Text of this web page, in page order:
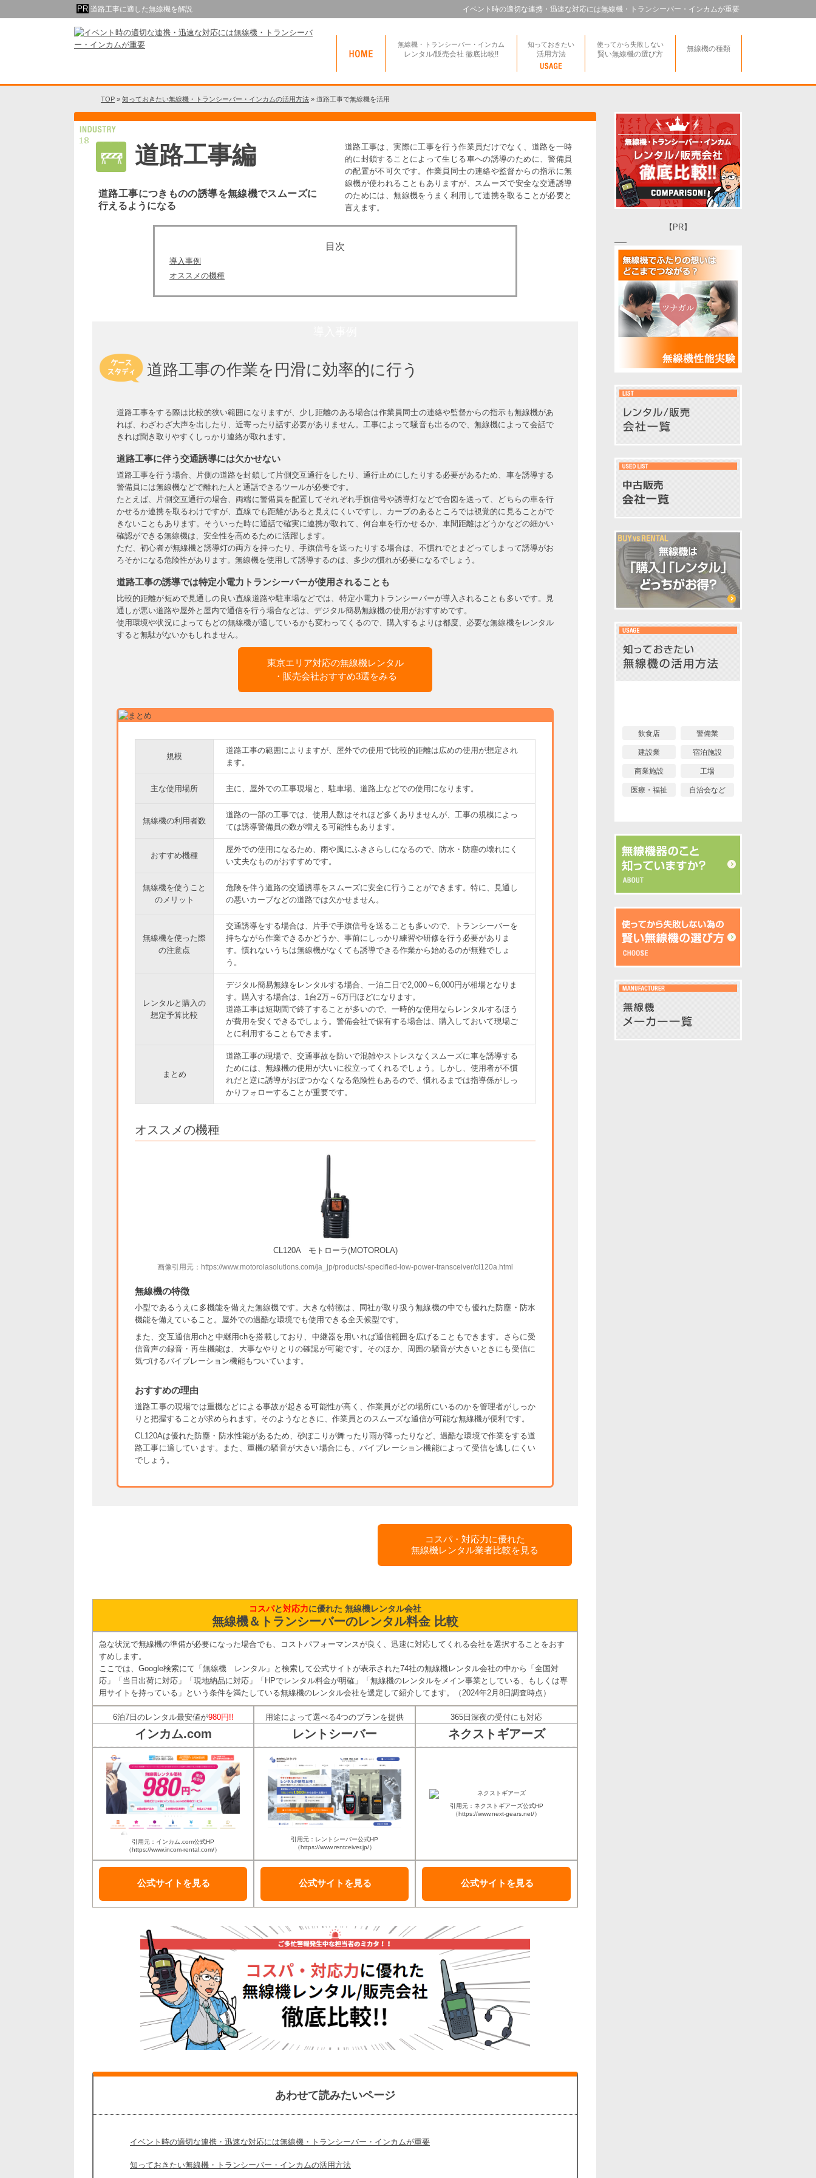
無線機・トランシーバー・インカム
レンタル/販売会社 徹底比較!!
知っておきたい
活用方法
使ってから失敗しない
賢い無線機の選び方
無線機の種類
道路工事に適した無線機を解説 イベント時の適切な連携・迅速な対応には無線機・トランシーバー・インカムが重要
TOP » 知っておきたい無線機・トランシーバー・インカムの活用方法 » 道路工事で無線機を活用
道路工事編
道路工事につきものの誘導を無線機でスムーズに
行えるようになる
道路工事は、実際に工事を行う作業員だけでなく、道路を一時
的に封鎖することによって生じる車への誘導のために、警備員
の配置が不可欠です。作業員同士の連絡や監督からの指示に無
線機が使われることもありますが、スムーズで安全な交通誘導
のためには、無線機をうまく利用して連携を取ることが必要と
言えます。
導入事例
オススメの機種
道路工事の作業を円滑に効率的に行う
道路工事をする際は比較的狭い範囲になりますが、少し距離のある場合は作業員同士の連絡や監督からの指示も無線機があ
れば、わざわざ大声を出したり、近寄ったり話す必要がありません。工事によって騒音も出るので、無線機によって会話で
きれば聞き取りやすくしっかり連絡が取れます。
道路工事に伴う交通誘導には欠かせない
道路工事を行う場合、片側の道路を封鎖して片側交互通行をしたり、通行止めにしたりする必要があるため、車を誘導する
警備員には無線機などで離れた人と通話できるツールが必要です。
たとえば、片側交互通行の場合、両端に警備員を配置してそれぞれ手旗信号や誘導灯などで合図を送って、どちらの車を行
かせるか連携を取るわけですが、直線でも距離があると見えにくいですし、カーブのあるところでは視覚的に見ることがで
きないこともあります。そういった時に通話で確実に連携が取れて、何台車を行かせるか、車間距離はどうかなどの細かい
確認ができる無線機は、安全性を高めるために活躍します。
ただ、初心者が無線機と誘導灯の両方を持ったり、手旗信号を送ったりする場合は、不慣れでとまどってしまって誘導がお
ろそかになる危険性があります。無線機を使用して誘導するのは、多少の慣れが必要になるでしょう。
道路工事の誘導では特定小電力トランシーバーが使用されることも
比較的距離が短めで見通しの良い直線道路や駐車場などでは、特定小電力トランシーバーが導入されることも多いです。見
通しが悪い道路や屋外と屋内で通信を行う場合などは、デジタル簡易無線機の使用がおすすめです。
使用環境や状況によってもどの無線機が適しているかも変わってくるので、購入するよりは都度、必要な無線機をレンタル
すると無駄がないかもしれません。
東京エリア対応の無線機レンタル
・販売会社おすすめ3選をみる
規模
道路工事の範囲によりますが、屋外での使用で比較的距離は広めの使用が想定され
ます。
主な使用場所 主に、屋外での工事現場と、駐車場、道路上などでの使用になります。
無線機の利用者数
道路の一部の工事では、使用人数はそれほど多くありませんが、工事の規模によっ
ては誘導警備員の数が増える可能性もあります。
おすすめ機種
屋外での使用になるため、雨や風にふきさらしになるので、防水・防塵の壊れにく
い丈夫なものがおすすめです。
無線機を使うこと
のメリット
危険を伴う道路の交通誘導をスムーズに安全に行うことができます。特に、見通し
の悪いカーブなどの道路では欠かせません。
無線機を使った際
の注意点
交通誘導をする場合は、片手で手旗信号を送ることも多いので、トランシーバーを
持ちながら作業できるかどうか、事前にしっかり練習や研修を行う必要がありま
す。慣れないうちは無線機がなくても誘導できる作業から始めるのが無難でしょ
う。
レンタルと購入の
想定予算比較
デジタル簡易無線をレンタルする場合、一泊二日で2,000～6,000円が相場となりま
す。購入する場合は、1台2万～6万円ほどになります。
道路工事は短期間で終了することが多いので、一時的な使用ならレンタルするほう
が費用を安くできるでしょう。警備会社で保有する場合は、購入しておいて現場ご
とに利用することもできます。
まとめ
道路工事の現場で、交通事故を防いで混雑やストレスなくスムーズに車を誘導する
ためには、無線機の使用が大いに役立ってくれるでしょう。しかし、使用者が不慣
れだと逆に誘導がおぼつかなくなる危険性もあるので、慣れるまでは指導係がしっ
かりフォローすることが重要です。
オススメの機種
CL120A モトローラ(MOTOROLA)
画像引用元：https://www.motorolasolutions.com/ja_jp/products/-specified-low-power-transceiver/cl120a.html
無線機の特徴
小型であるうえに多機能を備えた無線機です。大きな特徴は、同社が取り扱う無線機の中でも優れた防塵・防水
機能を備えていること。屋外での過酷な環境でも使用できる全天候型です。
また、交互通信用chと中継用chを搭載しており、中継器を用いれば通信範囲を広げることもできます。さらに受
信音声の録音・再生機能は、大事なやりとりの確認が可能です。そのほか、周囲の騒音が大きいときにも受信に
気づけるバイブレーション機能もついています。
おすすめの理由
道路工事の現場では重機などによる事故が起きる可能性が高く、作業員がどの場所にいるのかを管理者がしっか
りと把握することが求められます。そのようなときに、作業員とのスムーズな通信が可能な無線機が便利です。
CL120Aは優れた防塵・防水性能があるため、砂ぼこりが舞ったり雨が降ったりなど、過酷な環境で作業をする道
路工事に適しています。また、重機の騒音が大きい場合にも、バイブレーション機能によって受信を逃しにくい
でしょう。
コスパ・対応力に優れた
無線機レンタル業者比較を見る
コスパと対応力に優れた 無線機レンタル会社
無線機＆トランシーバーのレンタル料金 比較
急な状況で無線機の準備が必要になった場合でも、コストパフォーマンスが良く、迅速に対応してくれる会社を選択することをおす
すめします。
ここでは、Google検索にて「無線機 レンタル」と検索して公式サイトが表示された74社の無線機レンタル会社の中から「全国対
応」「当日出荷に対応」「現地納品に対応」「HPでレンタル料金が明確」「無線機のレンタルをメイン事業としている、もしくは専
用サイトを持っている」という条件を満たしている無線機のレンタル会社を選定して紹介してます。（2024年2月8日調査時点）
6泊7日のレンタル最安値が980円!! 用途によって選べる4つのプランを提供 365日深夜の受付にも対応
インカム.com レントシーバー ネクストギアーズ
引用元：インカム.com公式HP
（https://www.incom-rental.com/）
引用元：レントシーバー公式HP
（https://www.rentceiver.jp/）
引用元：ネクストギアーズ公式HP
（https://www.next-gears.net/）
公式サイトを見る 公式サイトを見る 公式サイトを見る
あわせて読みたいページ
イベント時の適切な連携・迅速な対応には無線機・トランシーバー・インカムが重要
知っておきたい無線機・トランシーバー・インカムの活用方法
【PR】
飲食店 警備業
建設業 宿泊施設
商業施設 工場
医療・福祉 自治会など